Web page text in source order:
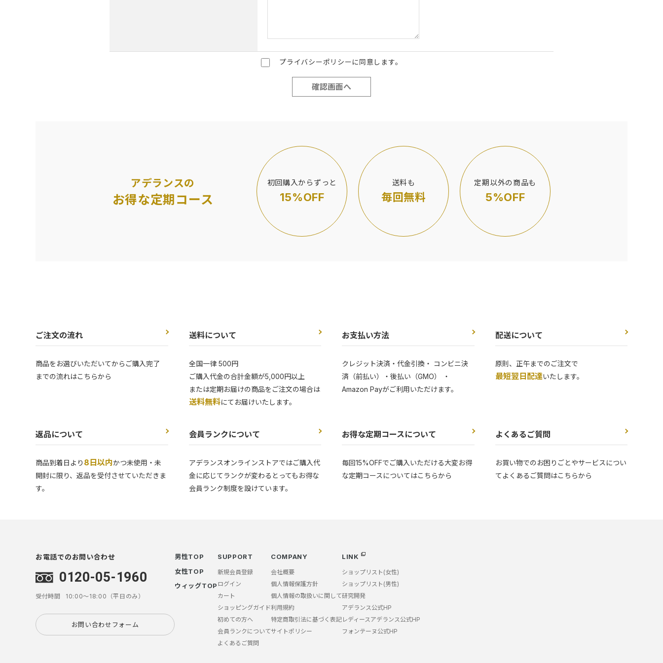
プライバシーポリシーに同意します。
アデランスの
お得な定期コース
初回購入からずっと
15%OFF
送料も
毎回無料
定期以外の商品も
5%OFF
ご注文の流れ
商品をお選びいただいてからご購入完了
までの流れはこちらから
送料について
全国一律 500円
ご購入代金の合計金額が5,000円以上
または定期お届けの商品をご注文の場合は
送料無料にてお届けいたします。
お支払い方法
クレジット決済・代金引換・ コンビニ決
済（前払い）・後払い（GMO） ・
Amazon Payがご利用いただけます。
配送について
原則、正午までのご注文で
最短翌日配達いたします。
返品について
商品到着日より 8日以内かつ未使用・未
開封に限り、返品を受付させていただきま
す。
会員ランクについて
アデランスオンラインストアではご購入代
金に応じてランクが変わるとってもお得な
会員ランク制度を設けています。
お得な定期コースについて
毎回15%OFFでご購入いただける大変お得
な定期コースについてはこちらから
よくあるご質問
お買い物でのお困りごとやサービスについ
てよくあるご質問はこちらから
お電話でのお問い合わせ
0120-05-1960
受付時間 10:00～18:00（平日のみ）
お問い合わせフォーム
男性TOP
女性TOP
ウィッグTOP
SUPPORT
新規会員登録
ログイン
カート
ショッピングガイド
初めての方へ
会員ランクについて
よくあるご質問
COMPANY
会社概要
個人情報保護方針
個人情報の取扱いに関して
利用規約
特定商取引法に基づく表記
サイトポリシー
LINK
ショップリスト(女性)
ショップリスト(男性)
研究開発
アデランス公式HP
レディースアデランス公式HP
フォンテーヌ公式HP